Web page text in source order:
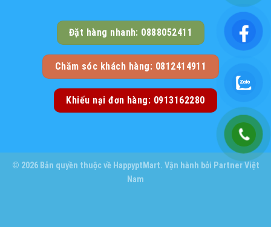
Đặt hàng nhanh: 0888052411
Chăm sóc khách hàng: 0812414911
Khiếu nại đơn hàng: 0913162280
© 2026 Bản quyền thuộc về HappyptMart. Vận hành bởi Partner Việt
Nam